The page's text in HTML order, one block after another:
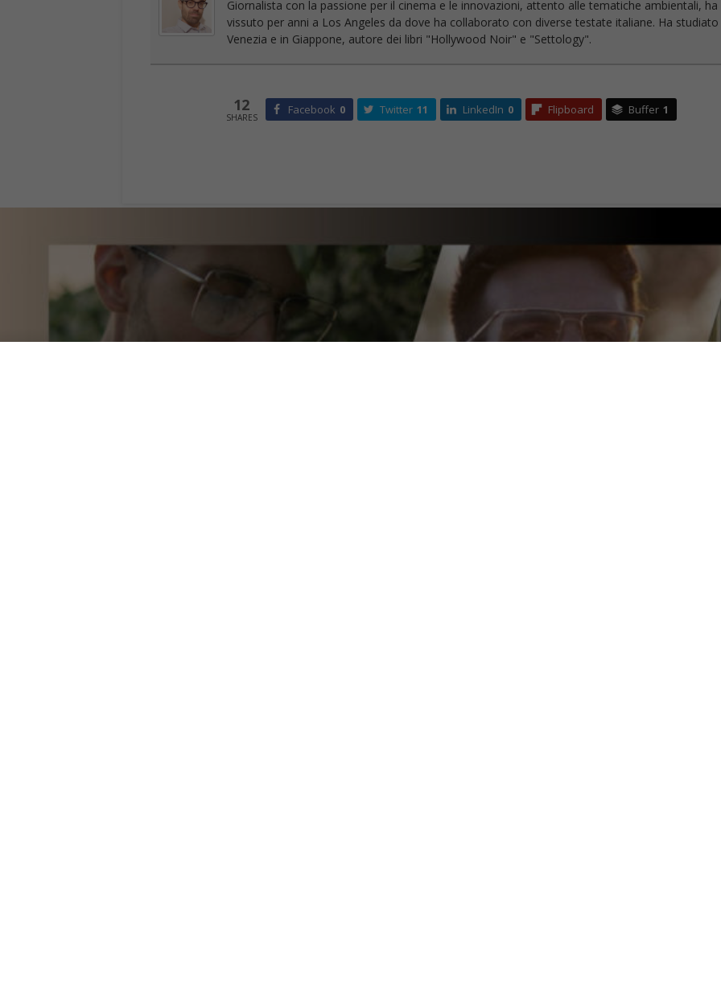
Giornalista con la passione per il cinema e le innovazioni, attento alle tematiche ambientali, ha
vissuto per anni a Los Angeles da dove ha collaborato con diverse testate italiane. Ha studiato
Venezia e in Giappone, autore dei libri "Hollywood Noir" e "Settology".
12
SHARES
Facebook 0 Twitter 11 LinkedIn 0 Flipboard Buffer 1